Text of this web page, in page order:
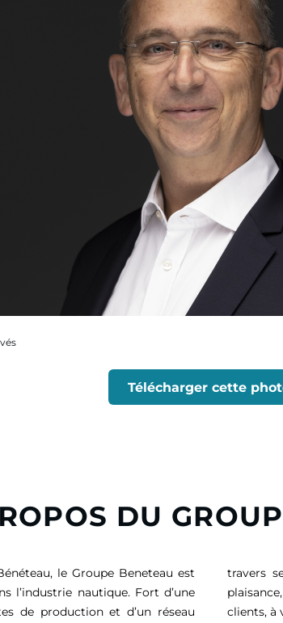
Télécharger cette
DU
le Groupe Beneteau est
l’industrie nautique. Fort d’une
de production et d’un réseau
travers
clients, à